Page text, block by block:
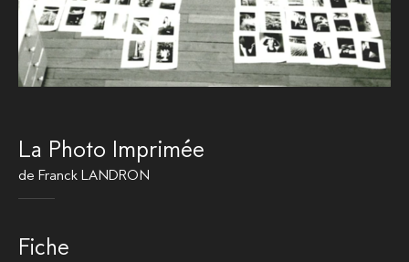
La Photo Imprimée
de Franck LANDRON
Fiche